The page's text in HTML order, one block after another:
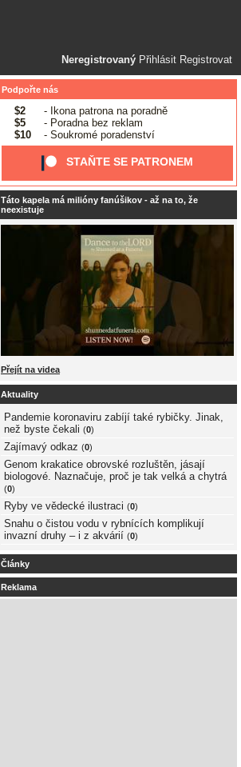
Neregistrovaný Přihlásit Registrovat
Podpořte nás
$2
- Ikona patrona na poradně
$5
- Poradna bez reklam
$10
- Soukromé poradenství
STAŇTE SE PATRONEM
Táto kapela má milióny fanúšikov - až na to, že
neexistuje
Přejít na videa
Aktuality
Pandemie koronaviru zabíjí také rybičky. Jinak,
než byste čekali (0)
Zajímavý odkaz (0)
Genom krakatice obrovské rozluštěn, jásají
biologové. Naznačuje, proč je tak velká a chytrá
(0)
Ryby ve vědecké ilustraci (0)
Snahu o čistou vodu v rybnících komplikují
invazní druhy – i z akvárií (0)
Články
Reklama